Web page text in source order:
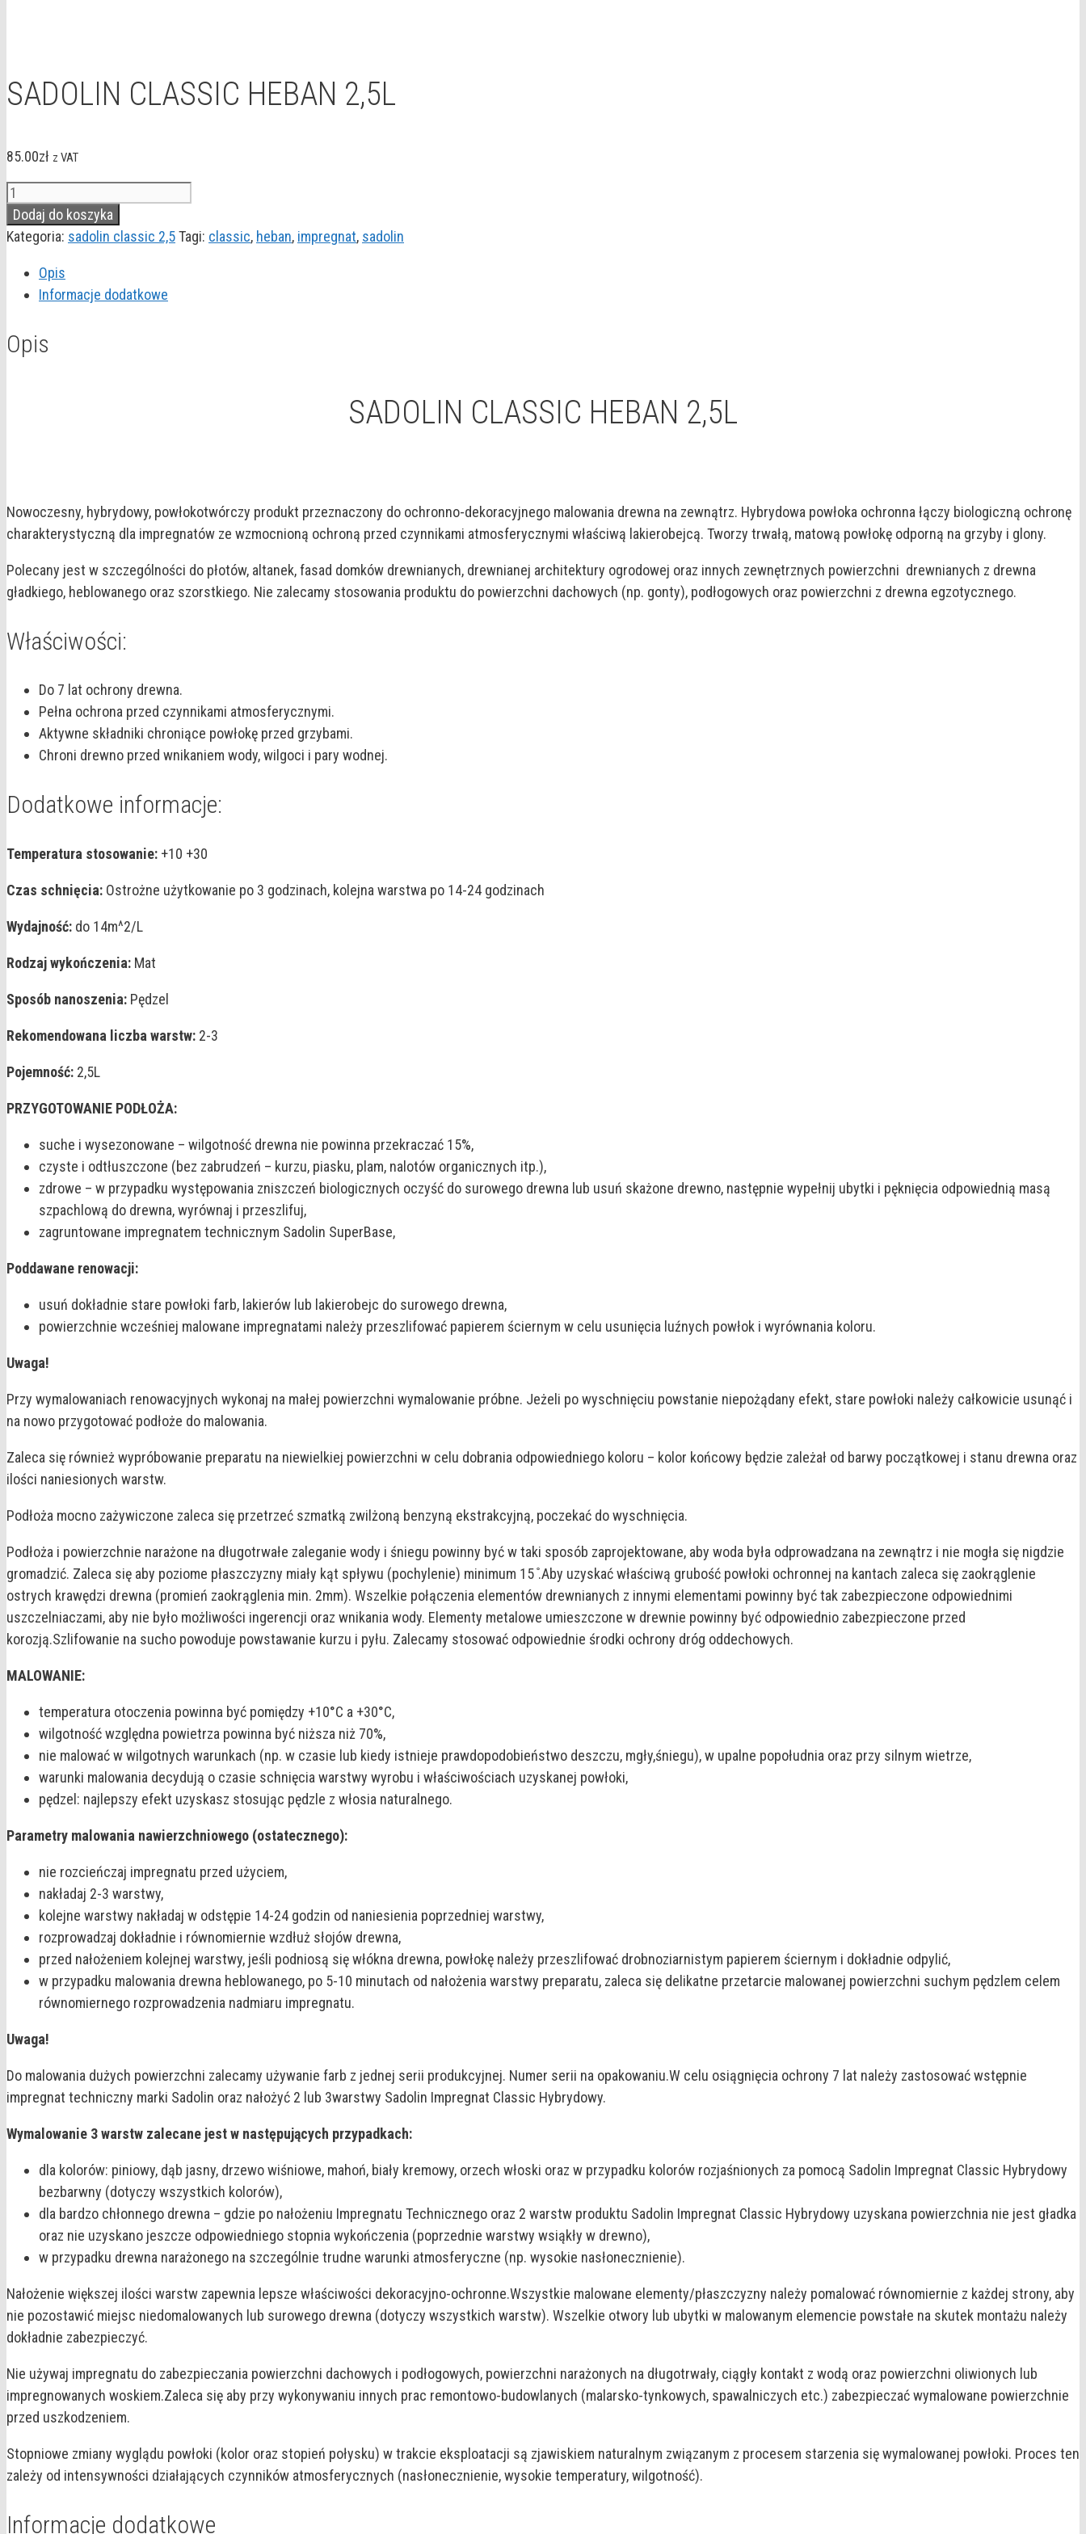
SADOLIN CLASSIC HEBAN 2,5L
85.00zł z VAT
ilość
SADOLIN
CLASSIC
2,5L
Dodaj do koszyka
Kategoria: sadolin classic 2,5Tagi: classic, heban, impregnat, sadolin
Opis
Informacje dodatkowe
Opis
SADOLIN CLASSIC HEBAN 2,5L
Nowoczesny, hybrydowy, powłokotwórczy produkt przeznaczony do ochronno-dekoracyjnego malowania drewna na zewnątrz. Hybrydowa powłoka ochronna łączy biologiczną ochronę
charakterystyczną dla impregnatów ze wzmocnioną ochroną przed czynnikami atmosferycznymi właściwą lakierobejcą. Tworzy trwałą, matową powłokę odporną na grzyby i glony.
Polecany jest w szczególności do płotów, altanek, fasad domków drewnianych, drewnianej architektury ogrodowej oraz innych zewnętrznych powierzchni drewnianych z drewna
gładkiego, heblowanego oraz szorstkiego. Nie zalecamy stosowania produktu do powierzchni dachowych (np. gonty), podłogowych oraz powierzchni z drewna egzotycznego.
Właściwości:
Do 7 lat ochrony drewna.
Pełna ochrona przed czynnikami atmosferycznymi.
Aktywne składniki chroniące powłokę przed grzybami.
Chroni drewno przed wnikaniem wody, wilgoci i pary wodnej.
Dodatkowe informacje:
Temperatura stosowanie: +10 +30
Czas schnięcia: Ostrożne użytkowanie po 3 godzinach, kolejna warstwa po 14-24 godzinach
Wydajność: do 14m^2/L
Rodzaj wykończenia: Mat
Sposób nanoszenia: Pędzel
Rekomendowana liczba warstw: 2-3
Pojemność: 2,5L
PRZYGOTOWANIE PODŁOŻA:
suche i wysezonowane – wilgotność drewna nie powinna przekraczać 15%,
czyste i odtłuszczone (bez zabrudzeń – kurzu, piasku, plam, nalotów organicznych itp.),
zdrowe – w przypadku występowania zniszczeń biologicznych oczyść do surowego drewna lub usuń skażone drewno, następnie wypełnij ubytki i pęknięcia odpowiednią masą
szpachlową do drewna, wyrównaj i przeszlifuj,
zagruntowane impregnatem technicznym Sadolin SuperBase,
Poddawane renowacji:
usuń dokładnie stare powłoki farb, lakierów lub lakierobejc do surowego drewna,
powierzchnie wcześniej malowane impregnatami należy przeszlifować papierem ściernym w celu usunięcia luźnych powłok i wyrównania koloru.
Uwaga!
Przy wymalowaniach renowacyjnych wykonaj na małej powierzchni wymalowanie próbne. Jeżeli po wyschnięciu powstanie niepożądany efekt, stare powłoki należy całkowicie usunąć i
na nowo przygotować podłoże do malowania.
Zaleca się również wypróbowanie preparatu na niewielkiej powierzchni w celu dobrania odpowiedniego koloru – kolor końcowy będzie zależał od barwy początkowej i stanu drewna oraz
ilości naniesionych warstw.
Podłoża mocno zażywiczone zaleca się przetrzeć szmatką zwilżoną benzyną ekstrakcyjną, poczekać do wyschnięcia.
Podłoża i powierzchnie narażone na długotrwałe zaleganie wody i śniegu powinny być w taki sposób zaprojektowane, aby woda była odprowadzana na zewnątrz i nie mogła się nigdzie
gromadzić. Zaleca się aby poziome płaszczyzny miały kąt spływu (pochylenie) minimum 15 ̊.Aby uzyskać właściwą grubość powłoki ochronnej na kantach zaleca się zaokrąglenie
ostrych krawędzi drewna (promień zaokrąglenia min. 2mm). Wszelkie połączenia elementów drewnianych z innymi elementami powinny być tak zabezpieczone odpowiednimi
uszczelniaczami, aby nie było możliwości ingerencji oraz wnikania wody. Elementy metalowe umieszczone w drewnie powinny być odpowiednio zabezpieczone przed
korozją.Szlifowanie na sucho powoduje powstawanie kurzu i pyłu. Zalecamy stosować odpowiednie środki ochrony dróg oddechowych.
MALOWANIE:
temperatura otoczenia powinna być pomiędzy +10°C a +30°C,
wilgotność względna powietrza powinna być niższa niż 70%,
nie malować w wilgotnych warunkach (np. w czasie lub kiedy istnieje prawdopodobieństwo deszczu, mgły,śniegu), w upalne popołudnia oraz przy silnym wietrze,
warunki malowania decydują o czasie schnięcia warstwy wyrobu i właściwościach uzyskanej powłoki,
pędzel: najlepszy efekt uzyskasz stosując pędzle z włosia naturalnego.
Parametry malowania nawierzchniowego (ostatecznego):
nie rozcieńczaj impregnatu przed użyciem,
nakładaj 2-3 warstwy,
kolejne warstwy nakładaj w odstępie 14-24 godzin od naniesienia poprzedniej warstwy,
rozprowadzaj dokładnie i równomiernie wzdłuż słojów drewna,
przed nałożeniem kolejnej warstwy, jeśli podniosą się włókna drewna, powłokę należy przeszlifować drobnoziarnistym papierem ściernym i dokładnie odpylić,
w przypadku malowania drewna heblowanego, po 5-10 minutach od nałożenia warstwy preparatu, zaleca się delikatne przetarcie malowanej powierzchni suchym pędzlem celem
równomiernego rozprowadzenia nadmiaru impregnatu.
Uwaga!
Do malowania dużych powierzchni zalecamy używanie farb z jednej serii produkcyjnej. Numer serii na opakowaniu.W celu osiągnięcia ochrony 7 lat należy zastosować wstępnie
impregnat techniczny marki Sadolin oraz nałożyć 2 lub 3warstwy Sadolin Impregnat Classic Hybrydowy.
Wymalowanie 3 warstw zalecane jest w następujących przypadkach:
dla kolorów: piniowy, dąb jasny, drzewo wiśniowe, mahoń, biały kremowy, orzech włoski oraz w przypadku kolorów rozjaśnionych za pomocą Sadolin Impregnat Classic Hybrydowy
bezbarwny (dotyczy wszystkich kolorów),
dla bardzo chłonnego drewna – gdzie po nałożeniu Impregnatu Technicznego oraz 2 warstw produktu Sadolin Impregnat Classic Hybrydowy uzyskana powierzchnia nie jest gładka
oraz nie uzyskano jeszcze odpowiedniego stopnia wykończenia (poprzednie warstwy wsiąkły w drewno),
w przypadku drewna narażonego na szczególnie trudne warunki atmosferyczne (np. wysokie nasłonecznienie).
Nałożenie większej ilości warstw zapewnia lepsze właściwości dekoracyjno-ochronne.Wszystkie malowane elementy/płaszczyzny należy pomalować równomiernie z każdej strony, aby
nie pozostawić miejsc niedomalowanych lub surowego drewna (dotyczy wszystkich warstw). Wszelkie otwory lub ubytki w malowanym elemencie powstałe na skutek montażu należy
dokładnie zabezpieczyć.
Nie używaj impregnatu do zabezpieczania powierzchni dachowych i podłogowych, powierzchni narażonych na długotrwały, ciągły kontakt z wodą oraz powierzchni oliwionych lub
impregnowanych woskiem.Zaleca się aby przy wykonywaniu innych prac remontowo-budowlanych (malarsko-tynkowych, spawalniczych etc.) zabezpieczać wymalowane powierzchnie
przed uszkodzeniem.
Stopniowe zmiany wyglądu powłoki (kolor oraz stopień połysku) w trakcie eksploatacji są zjawiskiem naturalnym związanym z procesem starzenia się wymalowanej powłoki. Proces ten
zależy od intensywności działających czynników atmosferycznych (nasłonecznienie, wysokie temperatury, wilgotność).
Informacje dodatkowe